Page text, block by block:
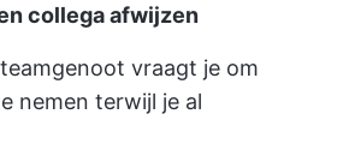
collega afwijzen
vraagt je om
nemen terwijl je al